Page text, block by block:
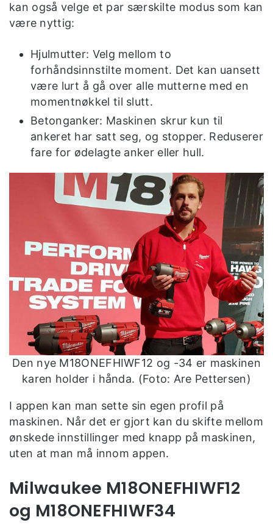
kan også velge et par særskilte modus som kan
være nyttig:
Hjulmutter: Velg mellom to
forhåndsinnstilte moment. Det kan uansett
være lurt å gå over alle mutterne med en
momentnøkkel til slutt.
Betonganker: Maskinen skrur kun til
ankeret har satt seg, og stopper. Reduserer
fare for ødelagte anker eller hull.
Den nye M18ONEFHIWF12 og -34 er maskinen
karen holder i hånda. (Foto: Are Pettersen)
I appen kan man sette sin egen profil på
maskinen. Når det er gjort kan du skifte mellom
ønskede innstillinger med knapp på maskinen,
uten at man må innom appen.
Milwaukee M18ONEFHIWF12
og M18ONEFHIWF34